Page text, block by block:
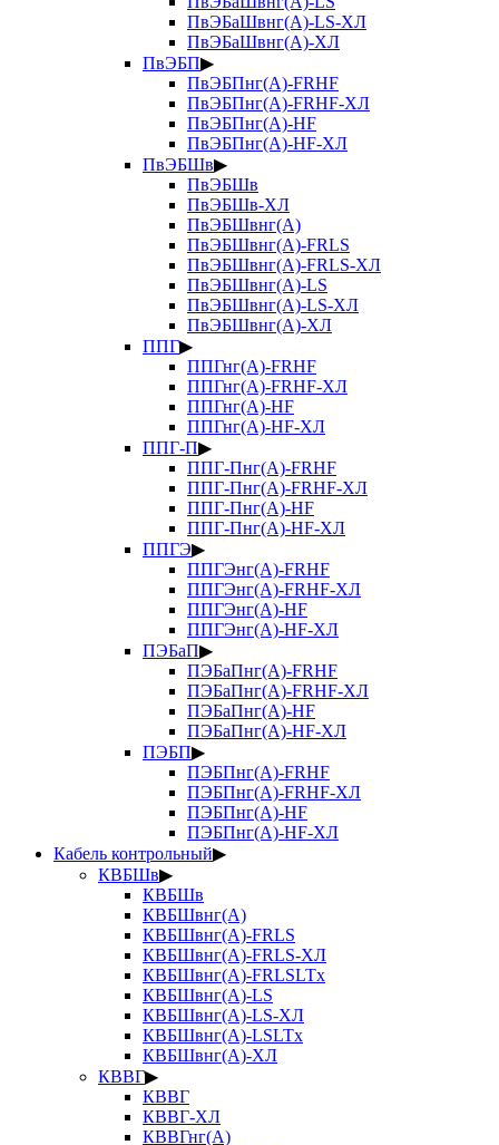
ПвЭБаШвнг(А)-LS-ХЛ
ПвЭБаШвнг(А)-ХЛ
ПвЭБП▶
ПвЭБПнг(А)-FRHF
ПвЭБПнг(А)-FRHF-ХЛ
ПвЭБПнг(А)-HF
ПвЭБПнг(А)-HF-ХЛ
ПвЭБШв▶
ПвЭБШв
ПвЭБШв-ХЛ
ПвЭБШвнг(А)
ПвЭБШвнг(А)-FRLS
ПвЭБШвнг(А)-FRLS-ХЛ
ПвЭБШвнг(А)-LS
ПвЭБШвнг(А)-LS-ХЛ
ПвЭБШвнг(А)-ХЛ
ППГ▶
ППГнг(А)-FRHF
ППГнг(А)-FRHF-ХЛ
ППГнг(А)-HF
ППГнг(А)-HF-ХЛ
ППГ-П▶
ППГ-Пнг(А)-FRHF
ППГ-Пнг(А)-FRHF-ХЛ
ППГ-Пнг(А)-HF
ППГ-Пнг(А)-HF-ХЛ
ППГЭ▶
ППГЭнг(А)-FRHF
ППГЭнг(А)-FRHF-ХЛ
ППГЭнг(А)-HF
ППГЭнг(А)-HF-ХЛ
ПЭБаП▶
ПЭБаПнг(А)-FRHF
ПЭБаПнг(А)-FRHF-ХЛ
ПЭБаПнг(А)-HF
ПЭБаПнг(А)-HF-ХЛ
ПЭБП▶
ПЭБПнг(А)-FRHF
ПЭБПнг(А)-FRHF-ХЛ
ПЭБПнг(А)-HF
ПЭБПнг(А)-HF-ХЛ
Кабель контрольный▶
КВБШв▶
КВБШв
КВБШвнг(А)
КВБШвнг(А)-FRLS
КВБШвнг(А)-FRLS-ХЛ
КВБШвнг(А)-FRLSLTx
КВБШвнг(А)-LS
КВБШвнг(А)-LS-ХЛ
КВБШвнг(А)-LSLTx
КВБШвнг(А)-ХЛ
КВВГ▶
КВВГ
КВВГ-ХЛ
КВВГнг(А)